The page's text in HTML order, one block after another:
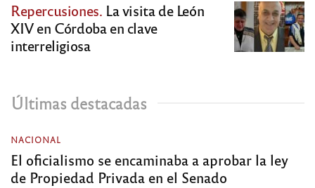
Repercusiones. La visita de León
XIV en Córdoba en clave
interreligiosa
Últimas destacadas
NACIONAL
El oficialismo se encaminaba a aprobar la ley
de Propiedad Privada en el Senado